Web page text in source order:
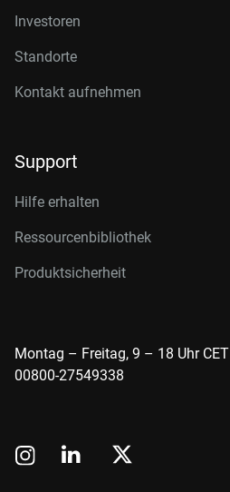
Investoren
Standorte
Kontakt aufnehmen
Support
Hilfe erhalten
Ressourcenbibliothek
Produktsicherheit
Montag – Freitag, 9 – 18 Uhr CET
00800-27549338